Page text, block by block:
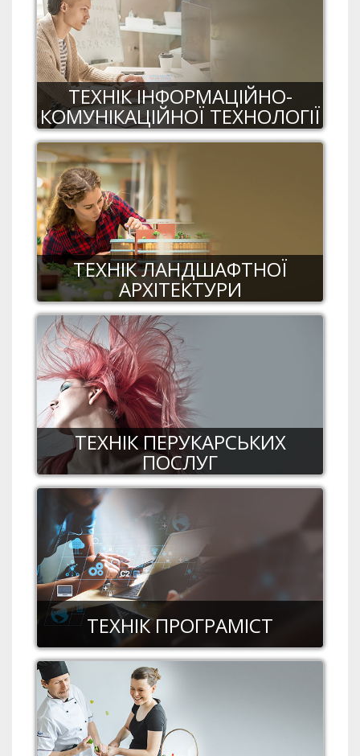
ТЕХНІК ІНФОРМАЦІЙНО-
КОМУНІКАЦІЙНОЇ ТЕХНОЛОГІЇ
ТЕХНІК ЛАНДШАФТНОЇ
АРХІТЕКТУРИ
ТЕХНІК ПЕРУКАРСЬКИХ
ПОСЛУГ
ТЕХНІК ПРОГРАМІСТ